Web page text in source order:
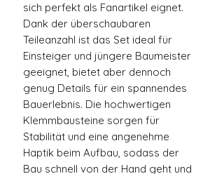
sich perfekt als Fanartikel eignet.
Dank der überschaubaren
Teileanzahl ist das Set ideal für
Einsteiger und jüngere Baumeister
geeignet, bietet aber dennoch
genug Details für ein spannendes
Bauerlebnis. Die hochwertigen
Klemmbausteine sorgen für
Stabilität und eine angenehme
Haptik beim Aufbau, sodass der
Bau schnell von der Hand geht und